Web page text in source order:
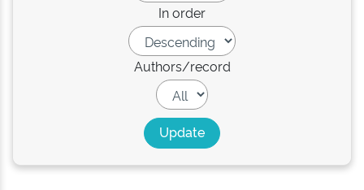
In order
Authors/record